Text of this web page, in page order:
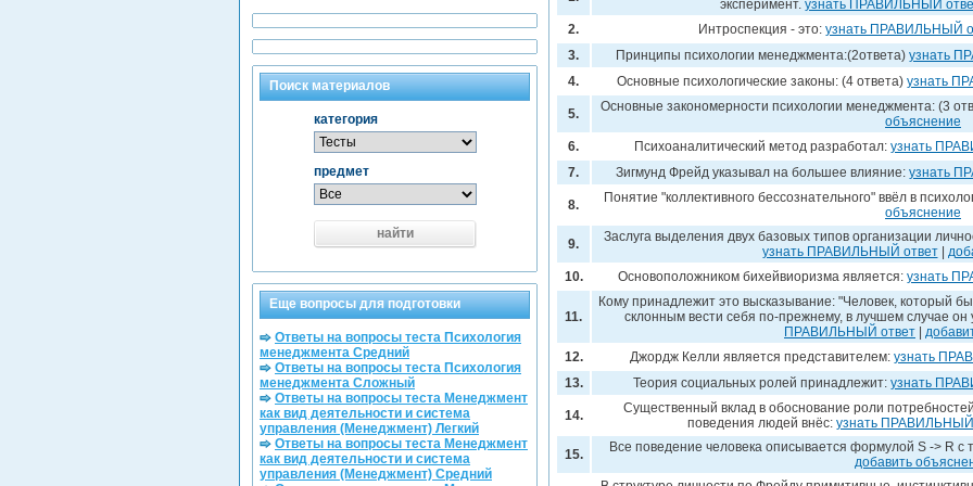
эксперимент. узнать ПРАВИЛЬНЫЙ
2.
Интроспекция - это: узнать ПРАВИЛЬНЫЙ
3.
Принципы психологии менеджмента:(2ответа) узнать
4.
Основные психологические законы: (4 ответа) узнать
5.
Основные закономерности психологии менеджмента: (3
объяснение
6.
Психоаналитический метод разработал: узнать
7.
Зигмунд Фрейд указывал на большее влияние: узнать
8.
Понятие "коллективного бессознательного" ввёл в
объяснение
9.
Заслуга выделения двух базовых типов организации
узнать ПРАВИЛЬНЫЙ ответ|
10.
Основоположником бихейвиоризма является: узнать
11.
Кому принадлежит это высказывание: "Человек, который
склонным вести себя по-прежнему, в лучшем случае он
ПРАВИЛЬНЫЙ ответ
12.
Джордж Келли является представителем: узнать
13.
Теория социальных ролей принадлежит: узнать
14.
Существенный вклад в обоснование роли
поведения людей внёс: узнать ПРАВИЛЬНЫЙ
15.
Все поведение человека описывается формулой S -> R с
добавить
Поиск материалов
категория
предмет
найти
Еще вопросы для подготовки
Ответы на вопросы теста Психология
менеджмента Средний
Ответы на вопросы теста Психология
менеджмента Сложный
Ответы на вопросы теста Менеджмент
как вид деятельности и система
управления (Менеджмент) Легкий
Ответы на вопросы теста Менеджмент
как вид деятельности и система
управления (Менеджмент) Средний